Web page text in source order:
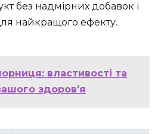
без надмірних добавок і
найкращого ефекту.
властивості та
здоров'я